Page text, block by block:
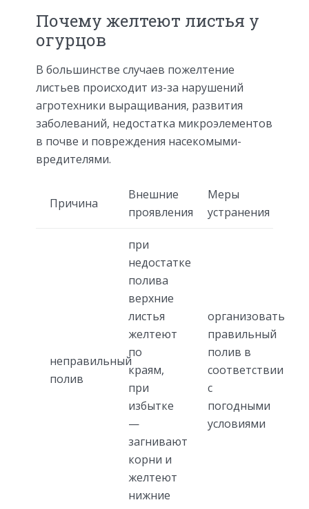
Почему желтеют листья у
огурцов
В большинстве случаев пожелтение
листьев происходит из-за нарушений
агротехники выращивания, развития
заболеваний, недостатка микроэлементов
в почве и повреждения насекомыми-
вредителями.
Причина
Внешние
проявления
Меры
устранения
неправильный
полив
при
недостатке
полива
верхние
листья
желтеют
по
краям,
при
избытке
—
загнивают
корни и
желтеют
нижние
организовать
правильный
полив в
соответствии
с
погодными
условиями